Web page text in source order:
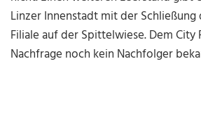
Linzer Innenstadt mit der Schließung
Filiale auf der Spittelwiese. Dem City
Nachfrage noch kein Nachfolger